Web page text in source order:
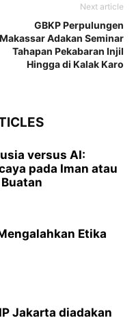
Next article
GBKP Perpulungen
Makassar Adakan Seminar
Tahapan Pekabaran Injil
Hingga di Kalak Karo
versus AI:
pada Iman atau
Etika
Jakarta diadakan